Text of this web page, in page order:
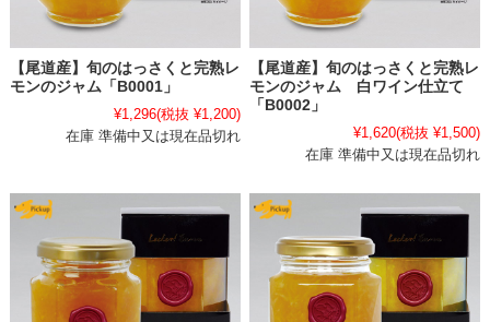
【尾道産】旬のはっさくと完熟レ
モンのジャム「B0001」
¥1,296(税抜 ¥1,200)
在庫 準備中又は現在品切れ
【尾道産】旬のはっさくと完熟レ
モンのジャム 白ワイン仕立て
「B0002」
¥1,620(税抜 ¥1,500)
在庫 準備中又は現在品切れ